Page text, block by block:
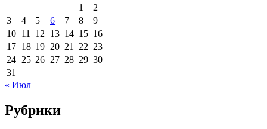
1
2
3
4 5 6 7 8
9
10 11 12 13 14 15 16
17 18 19 20 21 22 23
24 25 26 27 28 29 30
31
« Июл
Рубрики